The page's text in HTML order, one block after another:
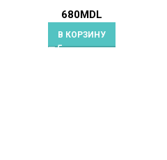
680MDL
В КОРЗИНУ